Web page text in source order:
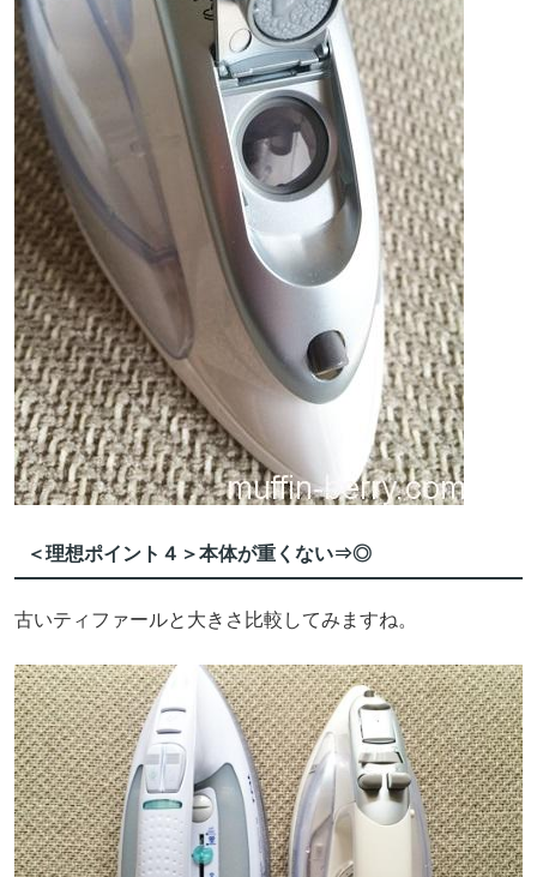
＜理想ポイント４＞本体が重くない⇒◎
古いティファールと大きさ比較してみますね。